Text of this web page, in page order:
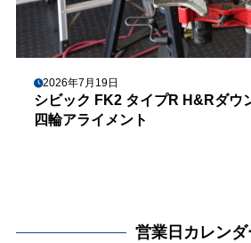
2026年7月19日
シビック FK2 タイプR H&Rダウ
四輪アライメント
営業日カレンダ